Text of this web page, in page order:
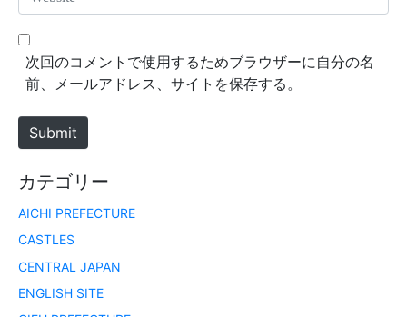
*
e
b
e
次回のコメントで使用するためブラウザーに自分の名
前、メールアドレス、サイトを保存する。
Submit
カテゴリー
AICHI PREFECTURE
CASTLES
CENTRAL JAPAN
ENGLISH SITE